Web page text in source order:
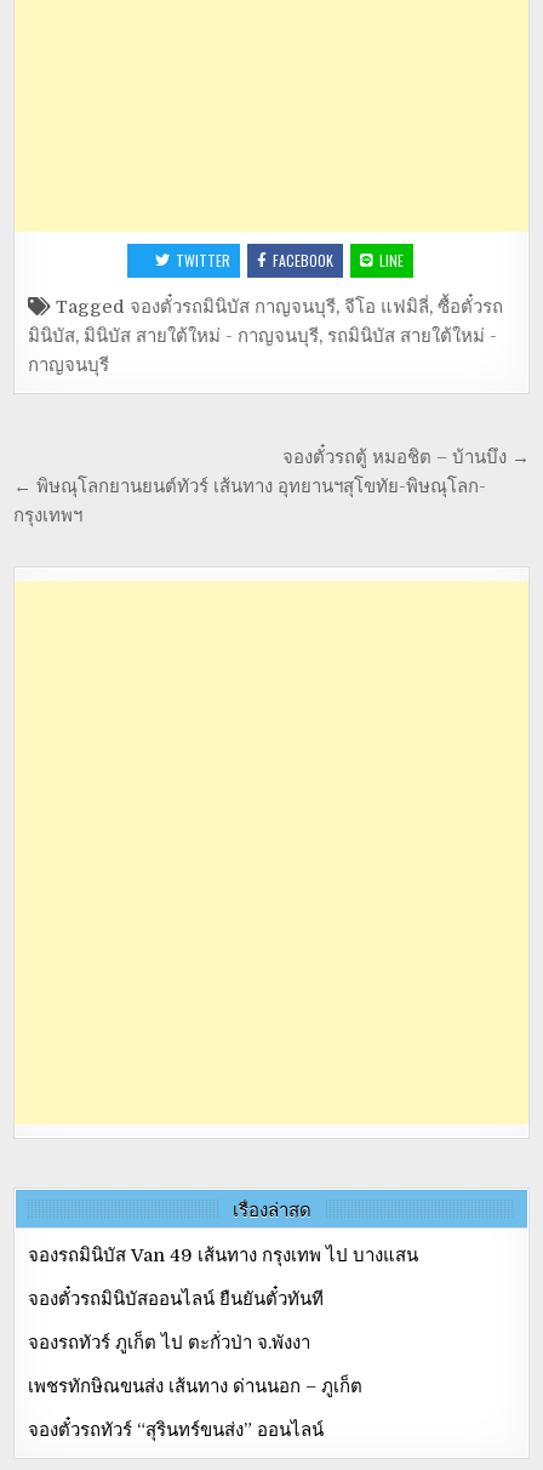
TWITTER FACEBOOK LINE
Tagged จองตั๋วรถมินิบัส กาญจนบุรี, จีโอ แฟมิลี่,ซื้อตั๋วรถ
มินิบัส, มินิบัส สายใต้ใหม่ - กาญจนบุรี, รถมินิบัส สายใต้ใหม่ -
กาญจนบุรี
จองตั๋วรถตู้ หมอชิต – บ้านบึง →
← พิษณุโลกยานยนต์ทัวร์ เส้นทาง อุทยานฯสุโขทัย-พิษณุโลก-
กรุงเทพฯ
เรื่องล่าสุด
จองรถมินิบัส Van 49 เส้นทาง กรุงเทพ ไป บางแสน
จองตั๋วรถมินิบัสออนไลน์ ยืนยันตั๋วทันที
จองรถทัวร์ ภูเก็ต ไป ตะกั่วป่า จ.พังงา
เพชรทักษิณขนส่ง เส้นทาง ด่านนอก – ภูเก็ต
จองตั๋วรถทัวร์ “สุรินทร์ขนส่ง” ออนไลน์